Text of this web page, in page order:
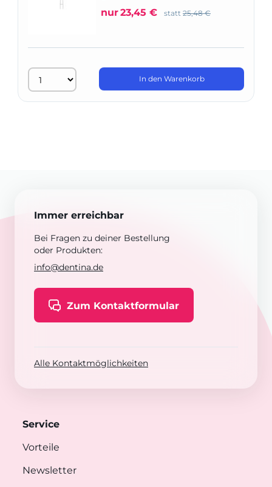
nur23,45 € statt 25,48 €
In den Warenkorb
Immer erreichbar
Bei Fragen zu deiner Bestellung
oder Produkten:
info@dentina.de
Zum Kontaktformular
Alle Kontaktmöglichkeiten
Service
Vorteile
Newsletter